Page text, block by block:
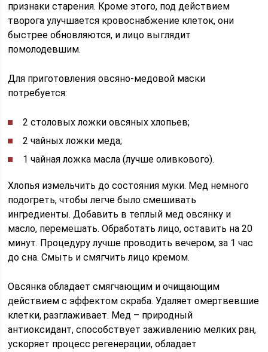
признаки старения. Кроме этого, под действием
творога улучшается кровоснабжение клеток, они
быстрее обновляются, и лицо выглядит
помолодевшим.
Для приготовления овсяно-медовой маски
потребуется:
2 столовых ложки овсяных хлопьев;
2 чайных ложки меда;
1 чайная ложка масла (лучше оливкового).
Хлопья измельчить до состояния муки. Мед немного
подогреть, чтобы легче было смешивать
ингредиенты. Добавить в теплый мед овсянку и
масло, перемешать. Обработать лицо, оставить на 20
минут. Процедуру лучше проводить вечером, за 1 час
до сна. Смыть и смягчить лицо кремом.
Овсянка обладает смягчающим и очищающим
действием с эффектом скраба. Удаляет омертвевшие
клетки, разглаживает. Мед – природный
антиоксидант, способствует заживлению мелких ран,
ускоряет процесс регенерации, обладает